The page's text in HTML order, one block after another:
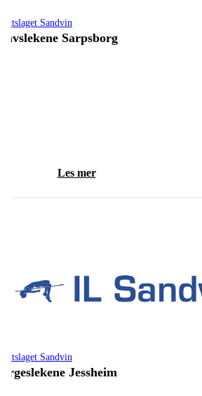
Sandvin
Sarpsborg
Les mer
Sandvin
Jessheim